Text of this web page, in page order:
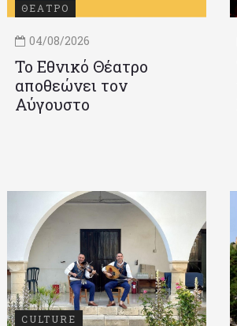
ΘΕΑΤΡΟ
04/08/2026
Το Εθνικό Θέατρο
αποθεώνει τον
Αύγουστο
CULTURE